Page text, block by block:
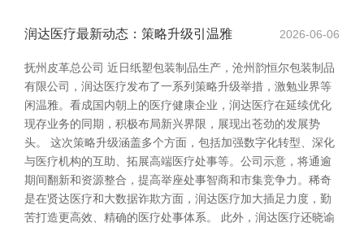
润达医疗最新动态：策略升级引温雅 2026-06-06
抚州皮革总公司 近日纸塑包装制品生产，沧州韵恒尔包装制品
有限公司，润达医疗发布了一系列策略升级举措，激勉业界等
闲温雅。看成国内朝上的医疗健康企业，润达医疗在延续优化
现存业务的同期，积极布局新兴界限，展现出苍劲的发展势
头。 这次策略升级涵盖多个方面，包括加强数字化转型、深化
与医疗机构的互助、拓展高端医疗处事等。公司示意，将通逾
期间翻新和资源整合，提高举座处事智商和市集竞争力。稀奇
是在贤达医疗和大数据诈欺方面，润达医疗加大插足力度，勤
苦打造更高效、精确的医疗处事体系。 此外，润达医疗还晓谕